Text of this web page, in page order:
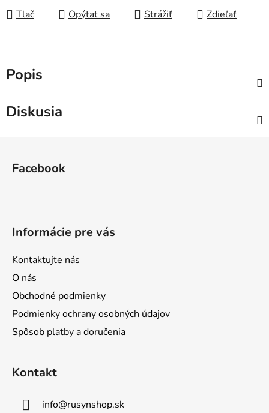
Tlač Opýtať sa Strážiť Zdieľať
Popis
Diskusia
Facebook
Informácie pre vás
Kontaktujte nás
O nás
Obchodné podmienky
Podmienky ochrany osobných údajov
Spôsob platby a doručenia
Kontakt
info@rusynshop.sk